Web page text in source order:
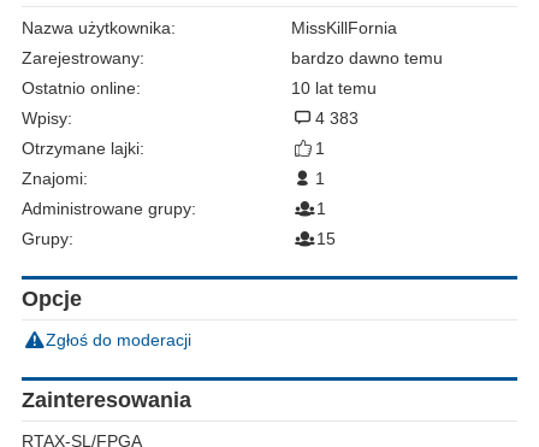
Nazwa użytkownika:
MissKillFornia
Zarejestrowany:
bardzo dawno temu
Ostatnio online:
10 lat temu
Wpisy:
4 383
Otrzymane lajki:
1
Znajomi:
1
Administrowane grupy:
1
Grupy:
15
Opcje
Zgłoś do moderacji
Zainteresowania
RTAX-SL/FPGA